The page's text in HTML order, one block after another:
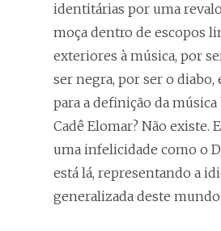
identitárias por uma
moça dentro de escopos
exteriores à música, por
ser negra, por ser o diabo,
para a definição da música
Cadê Elomar? Não existe.
uma infelicidade como o
está lá, representando a
generalizada deste mundo.